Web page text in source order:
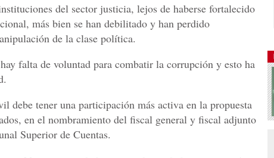
del sector justicia, lejos de haberse fortalecido
más bien se han debilitado y han perdido
de la clase política.
falta de voluntad para combatir la corrupción y esto ha
debe tener una participación más activa en la propuesta
en el nombramiento del fiscal general y fiscal adjunto
Superior de Cuentas.